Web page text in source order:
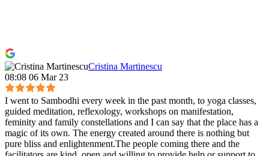
Cristina Martinescu
08:08 06 Mar 23
I went to Sambodhi every week in the past month, to yoga classes,
guided meditation, reflexology, workshops on manifestation,
feminity and family constellations and I can say that the place has a
magic of its own. The energy created around there is nothing but
pure bliss and enlightenment.The people coming there and the